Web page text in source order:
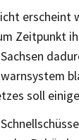
Zeitpunkt
soll